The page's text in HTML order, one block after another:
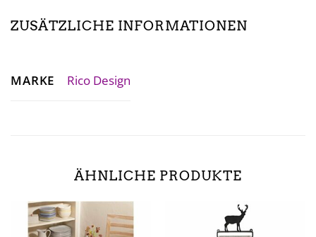
ZUSÄTZLICHE INFORMATIONEN
MARKE Rico Design
ÄHNLICHE PRODUKTE